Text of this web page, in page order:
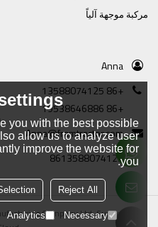
مركبة موجهة آلياً
Anna
+86 13588074125
+86 19538646886
Anna@framtractor.com
8613588074125
Company Ltd.Support By
you with the best possible
allow us to analyze user
improve the website for
you.
Reject All
Necessary
Analytics